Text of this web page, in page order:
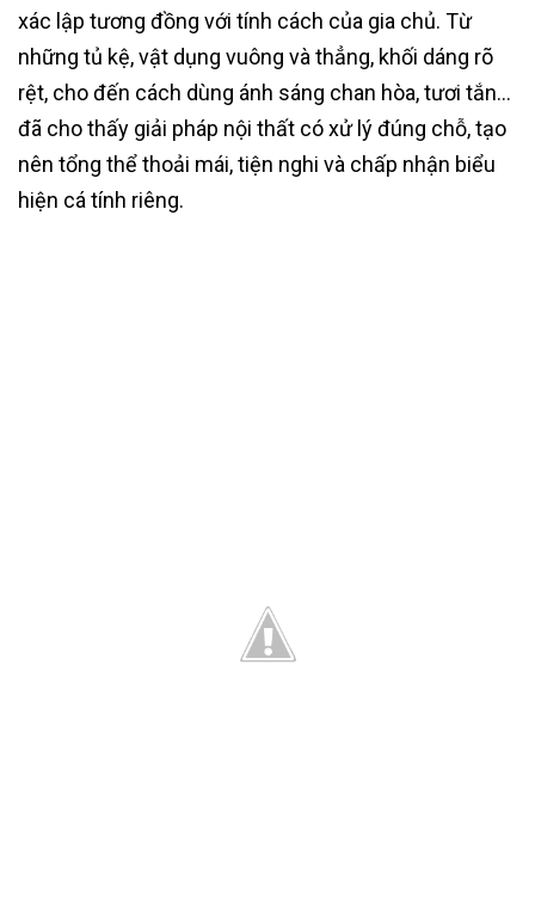
xác lập tương đồng với tính cách của gia chủ. Từ
những tủ kệ, vật dụng vuông và thẳng, khối dáng rõ
rệt, cho đến cách dùng ánh sáng chan hòa, tươi tắn…
đã cho thấy giải pháp nội thất có xử lý đúng chỗ, tạo
nên tổng thể thoải mái, tiện nghi và chấp nhận biểu
hiện cá tính riêng.